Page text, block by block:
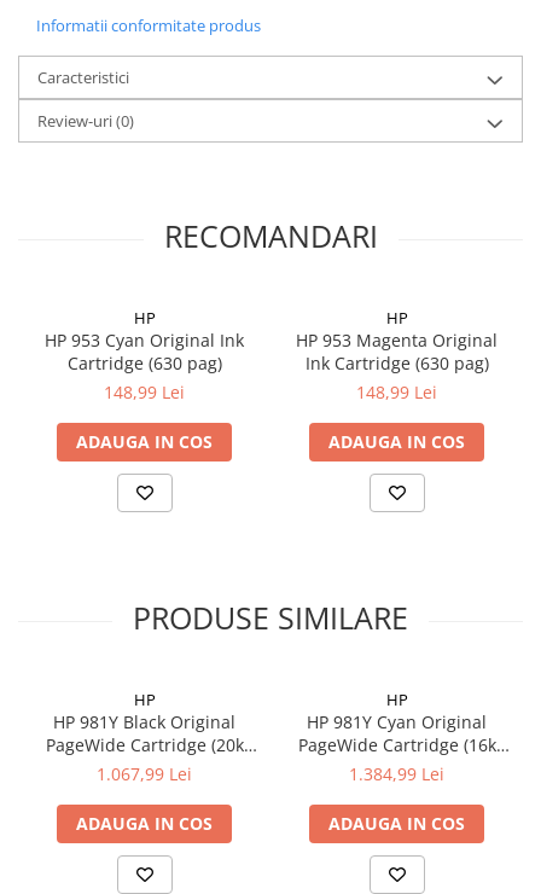
Informatii conformitate produs
Caracteristici
Review-uri(0)
RECOMANDARI
HP
HP 953 Cyan Original Ink
Cartridge (630 pag)
148,99 Lei
ADAUGA IN COS
HP
HP 953 Magenta Original
Ink Cartridge (630 pag)
148,99 Lei
ADAUGA IN COS
PRODUSE SIMILARE
HP
HP 981Y Black Original
PageWide Cartridge (20k
pag)
1.067,99 Lei
ADAUGA IN COS
HP
HP 981Y Cyan Original
PageWide Cartridge (16k
pag)
1.384,99 Lei
ADAUGA IN COS